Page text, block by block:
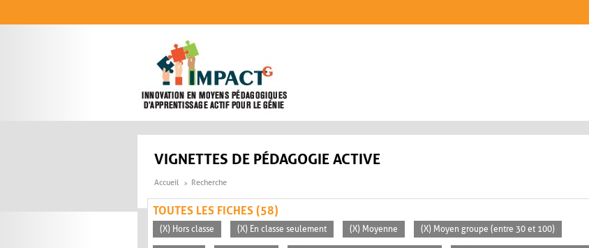
VIGNETTES DE PÉDAGOGIE ACTIVE
Accueil Recherche
TOUTES LES FICHES (58)
(X) Hors classe (X) En classe seulement (X) Moyenne (X) Moyen groupe (entre 30 et 100)